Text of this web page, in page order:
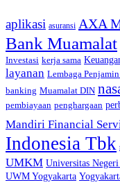
aplikasi asuransi AXA
Bank Muamalat
Investasi kerja sama
layanan Lembaga
banking Muamalat DIN
pembiayaan penghargaan
Mandiri Financial
Indonesia Tbk
UMKM Universitas
UWM Yogyakarta